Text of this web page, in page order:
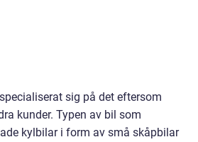
sig på det eftersom
kunder. Typen av bil som
kylbilar i form av små skåpbilar